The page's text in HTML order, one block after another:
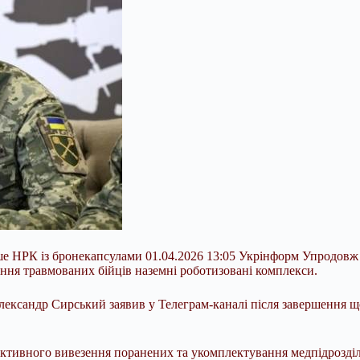
із бронекапсулами 01.04.2026 13:05 Укрінформ Упродовж
травмованих бійців наземні роботизовані комплекси.
Сирський заявив у Телеграм-каналі після завершення
вивезення поранених та укомплектування